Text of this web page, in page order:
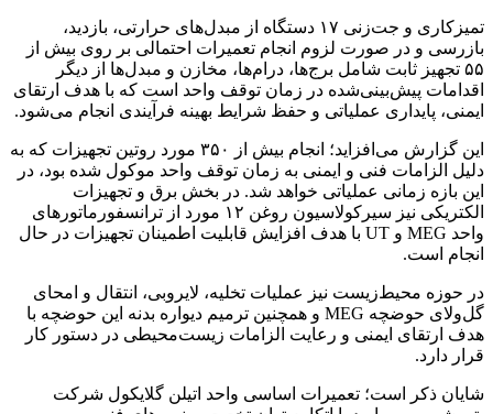
تمیزکاری و جت‌زنی ۱۷ دستگاه از مبدل‌های حرارتی، بازدید،
بازرسی و در صورت لزوم انجام تعمیرات احتمالی بر روی بیش از
۵۵ تجهیز ثابت شامل برج‌ها، درام‌ها، مخازن و مبدل‌ها از دیگر
اقدامات پیش‌بینی‌شده در زمان توقف واحد است که با هدف ارتقای
ایمنی، پایداری عملیاتی و حفظ شرایط بهینه فرآیندی انجام می‌شود.
این گزارش می‌افزاید؛ انجام بیش از ۳۵۰ مورد روتین تجهیزات که به
دلیل الزامات فنی و ایمنی به زمان توقف واحد موکول شده بود، در
این بازه زمانی عملیاتی خواهد شد. در بخش برق و تجهیزات
الکتریکی نیز سیرکولاسیون روغن ۱۲ مورد از ترانسفورماتورهای
واحد MEG و UT با هدف افزایش قابلیت اطمینان تجهیزات در حال
انجام است.
در حوزه محیط‌زیست نیز عملیات تخلیه، لایروبی، انتقال و امحای
گل‌ولای حوضچه MEG و همچنین ترمیم دیواره بدنه این حوضچه با
هدف ارتقای ایمنی و رعایت الزامات زیست‌محیطی در دستور کار
قرار دارد.
شایان ذکر است؛ تعمیرات اساسی واحد اتیلن گلایکول شرکت